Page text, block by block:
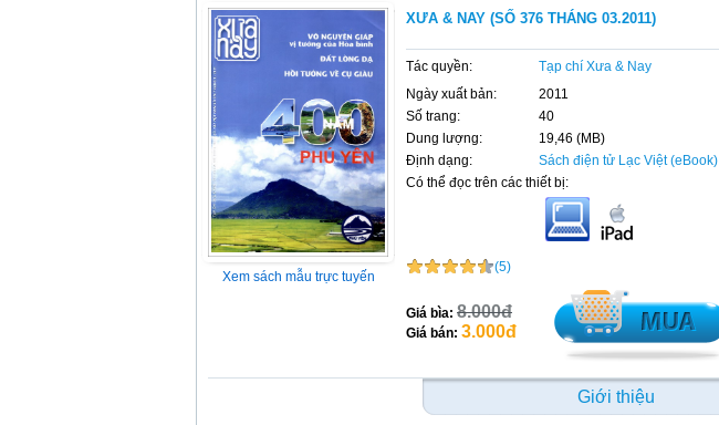
Xem sách mẫu trực tuyến
XƯA & NAY (SỐ 376 THÁNG 03.2011)
Tác quyền:
Tạp chí Xưa & Nay
Ngày xuất bản:
2011
Số trang:
40
Dung lượng:
19,46 (MB)
Định dạng:
Sách điện tử Lạc Việt (eBook)
Có thể đọc trên các thiết bị:
(5)
Giá bìa: 8.000đ
Giá bán: 3.000đ
Giới thiệu